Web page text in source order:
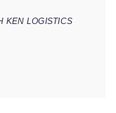
KEN LOGISTICS